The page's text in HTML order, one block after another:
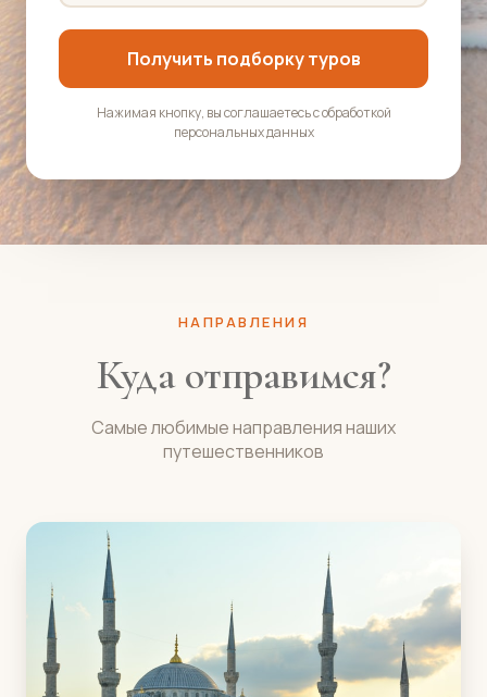
Получить подборку туров
Нажимая кнопку, вы соглашаетесь с обработкой
персональных данных
НАПРАВЛЕНИЯ
Куда отправимся?
Самые любимые направления наших
путешественников